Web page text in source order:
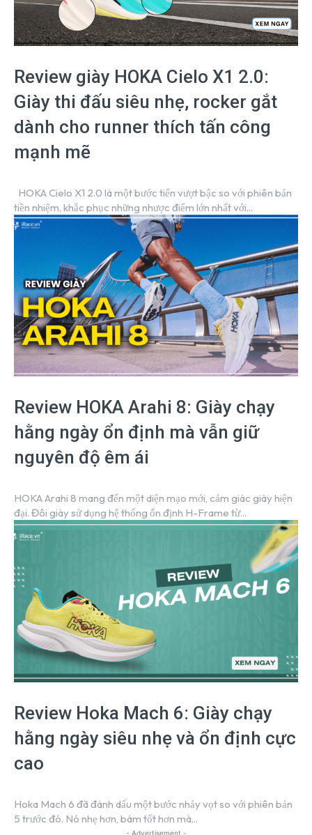
Review giày HOKA Cielo X1 2.0:
Giày thi đấu siêu nhẹ, rocker gắt
dành cho runner thích tấn công
mạnh mẽ
tiền nhiệm, khắc phục những nhược điểm lớn nhất với...
Review HOKA Arahi 8: Giày chạy
hằng ngày ổn định mà vẫn giữ
nguyên độ êm ái
HOKA Arahi 8 mang đến một diện mạo mới, cảm giác giày hiện
đại. Đôi giày sử dụng hệ thống ổn định H-Frame từ...
Review Hoka Mach 6: Giày chạy
hằng ngày siêu nhẹ và ổn định cực
cao
Hoka Mach 6 đã đánh dấu một bước nhảy vọt so với phiên bản
5 trước đó. Nó nhẹ hơn, bám tốt hơn mà...
- Advertisement -